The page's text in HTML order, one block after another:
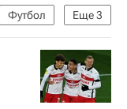
Еще3
Футбол